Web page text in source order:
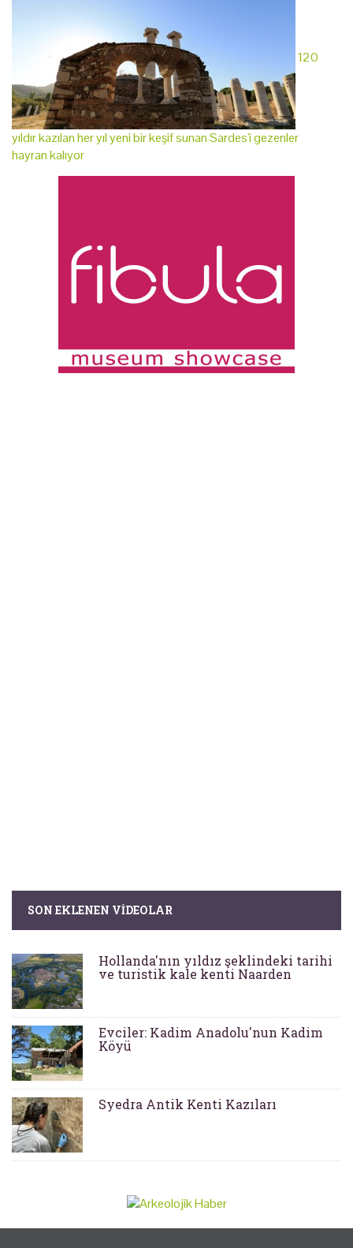
120
yıldır kazılan her yıl yeni bir keşif sunan Sardes'i gezenler
hayran kalıyor
SON EKLENEN VIDEOLAR
Hollanda'nın yıldız şeklindeki tarihi
ve turistik kale kenti Naarden
Evciler: Kadim Anadolu'nun Kadim
Köyü
Syedra Antik Kenti Kazıları